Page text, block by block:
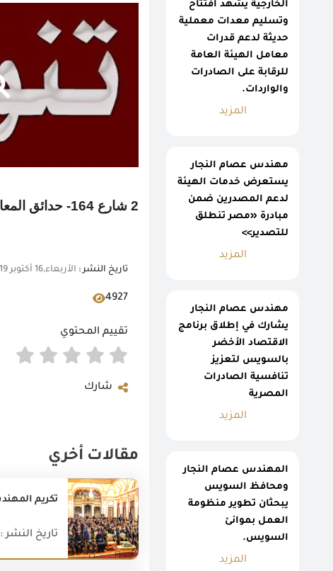
الخارجية يشهد افتتاح
وتسليم معدات معملية
حديثة لدعم قدرات
معامل الهيئة العامة
للرقابة على الصادرات
والواردات.
المزيد
مهندس عصام النجار
يستعرض خدمات الهيئة
لدعم المصدرين ضمن
مبادرة «مصر تنطلق
للتصدير>>
المزيد
مهندس عصام النجار
يشارك في إطلاق برنامج
الاقتصاد الأخضر
بالسويس لتعزيز
تنافسية الصادرات
المصرية
المزيد
المهندس عصام النجار
ومحافظ السويس
يبحثان تطوير منظومة
العمل بموانئ
السويس.
المزيد
2 شارع 164- حدائق المعادى- خلف المحكمة الدستورية العليا.
تاريخ النشر : الأربعاء,16 أكتوبر 2019 01:26 م
4927
تقييم المحتوي
شارك
مقالات أخري
تاريخ النشر : 2023-02-27